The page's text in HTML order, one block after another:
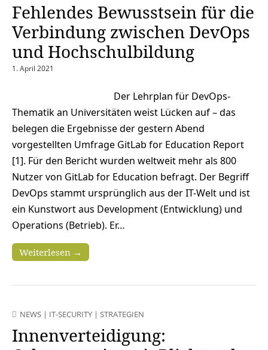
Fehlendes Bewusstsein für die
Verbindung zwischen DevOps
und Hochschulbildung
1. April 2021
Der Lehrplan für DevOps-
Thematik an Universitäten weist Lücken auf – das
belegen die Ergebnisse der gestern Abend
vorgestellten Umfrage GitLab for Education Report
[1]. Für den Bericht wurden weltweit mehr als 800
Nutzer von GitLab for Education befragt. Der Begriff
DevOps stammt ursprünglich aus der IT-Welt und ist
ein Kunstwort aus Development (Entwicklung) und
Operations (Betrieb). Er…
Weiterlesen →
NEWS | IT-SECURITY | STRATEGIEN
Innenverteidigung: